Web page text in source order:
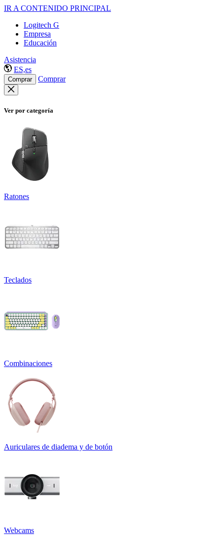
IR A CONTENIDO PRINCIPAL
Logitech G
Empresa
Educación
Asistencia
ES,es
Comprar Comprar
Ver por categoría
Ratones
Teclados
Combinaciones
Auriculares de diadema y de botón
Webcams